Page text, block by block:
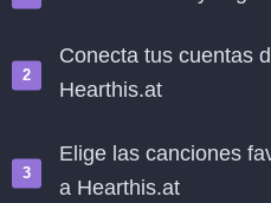
Conecta tus cuentas
Hearthis.at
Elige las canciones
a Hearthis.at